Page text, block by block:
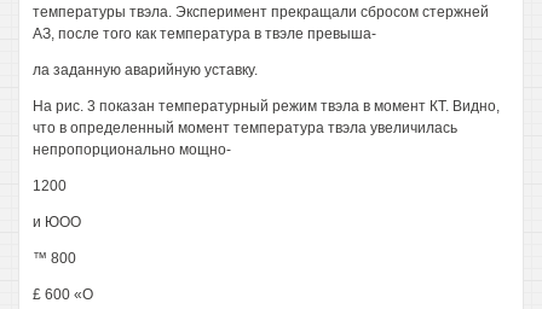
температуры твэла. Эксперимент прекращали сбросом стержней
АЗ, после того как температура в твэле превыша-
ла заданную аварийную уставку.
На рис. 3 показан температурный режим твэла в момент КТ. Видно,
что в определенный момент температура твэла увеличилась
непропорционально мощно-
1200
и ЮОО
™ 800
£ 600 «О